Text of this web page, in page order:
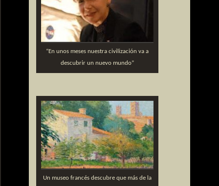
“En unos meses nuestra civilización va a
descubrir un nuevo mundo”
Un museo francés descubre que más de la